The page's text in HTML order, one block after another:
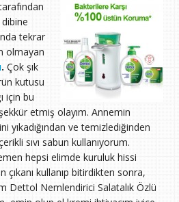
tekrar
olmayan
. Çok şık
kutusu
için bu
etmiş olayım. Annemin
yıkadığından ve temizlediğinden
sıvı sabun kullanıyorum.
hepsi elimde kuruluk hissi
çıkanı kullanıp bitirdikten sonra,
Dettol Nemlendirici Salatalık Özlü